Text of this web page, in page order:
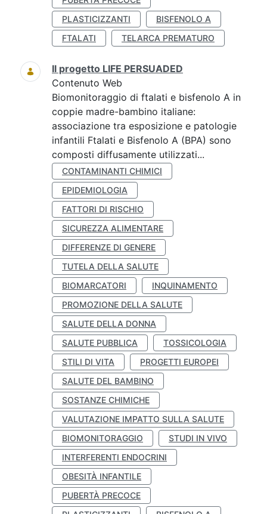
PLASTICIZZANTI
BISFENOLO A
FTALATI
TELARCA PREMATURO
Il progetto LIFE PERSUADED
Contenuto Web
Biomonitoraggio di ftalati e bisfenolo A in
coppie madre-bambino italiane:
associazione tra esposizione e patologie
infantili Ftalati e Bisfenolo A (BPA) sono
composti diffusamente utilizzati...
CONTAMINANTI CHIMICI
EPIDEMIOLOGIA
FATTORI DI RISCHIO
SICUREZZA ALIMENTARE
DIFFERENZE DI GENERE
TUTELA DELLA SALUTE
BIOMARCATORI
INQUINAMENTO
PROMOZIONE DELLA SALUTE
SALUTE DELLA DONNA
SALUTE PUBBLICA
TOSSICOLOGIA
STILI DI VITA
PROGETTI EUROPEI
SALUTE DEL BAMBINO
SOSTANZE CHIMICHE
VALUTAZIONE IMPATTO SULLA SALUTE
BIOMONITORAGGIO
STUDI IN VIVO
INTERFERENTI ENDOCRINI
OBESITÀ INFANTILE
PUBERTÀ PRECOCE